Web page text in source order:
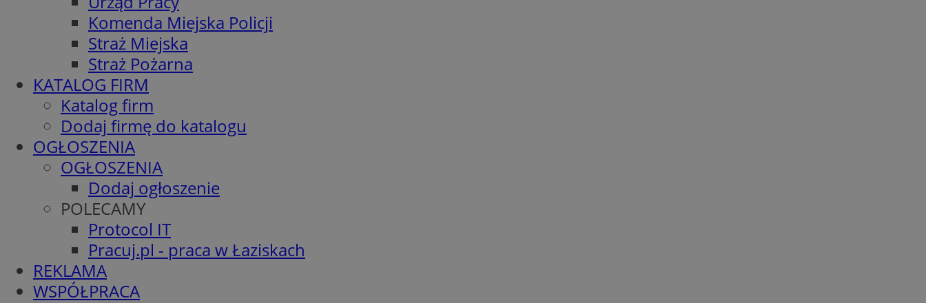
Komenda Miejska Policji
Straż Miejska
Straż Pożarna
KATALOG FIRM
Katalog firm
Dodaj firmę do katalogu
OGŁOSZENIA
OGŁOSZENIA
Dodaj ogłoszenie
POLECAMY
Protocol IT
Pracuj.pl - praca w Łaziskach
REKLAMA
WSPÓŁPRACA